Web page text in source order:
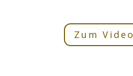
Zum Video